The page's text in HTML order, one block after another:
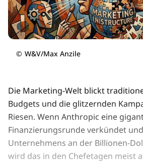
© W&V/Max Anzile
Die Marketing-Welt blickt
Budgets und die glitzernden
Riesen. Wenn Anthropic eine
Finanzierungsrunde verkündet
Unternehmens an der Billionen-
wird das in den Chefetagen meist